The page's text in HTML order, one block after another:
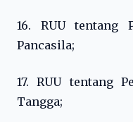
16. RUU tentang
Pancasila;
17. RUU tentang
Tangga;